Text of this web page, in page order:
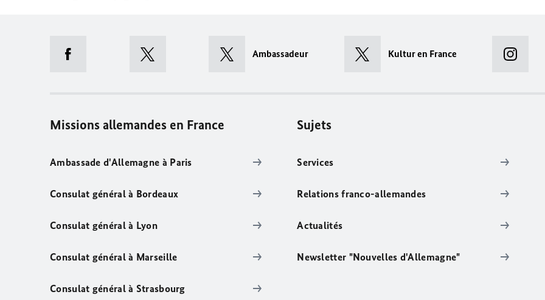
Ambassadeur Kultur en France
Missions allemandes en France
Ambassade d'Allemagne à Paris
Consulat général à Bordeaux
Consulat général à Lyon
Consulat général à Marseille
Consulat général à Strasbourg
Sujets
Services
Relations franco-allemandes
Actualités
Newsletter "Nouvelles d'Allemagne"